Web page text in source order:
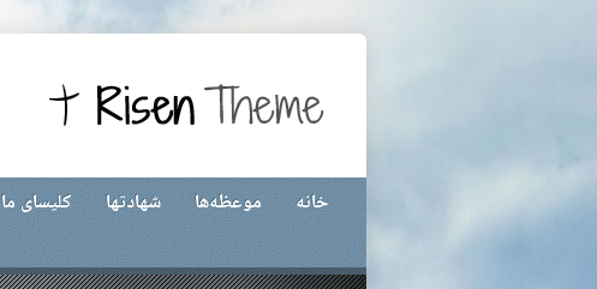
خانه موعظه‌ها شهادتها کلیسای ما